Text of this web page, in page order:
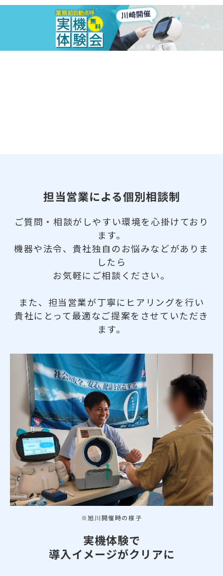
※旭川開催時の様子
担当営業による個別相談制
ご質問・相談がしやすい環境を心掛けており
ます。
機器や法令、貴社独自のお悩みなどがありま
したら
お気軽にご相談ください。
また、担当営業が丁寧にヒアリングを行い
貴社にとって最適なご提案をさせていただき
ます。
実機体験で
導入イメージがクリアに